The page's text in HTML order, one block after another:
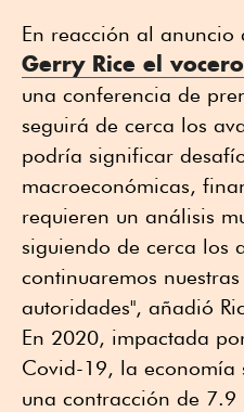
En reacción al anuncio
Gerry Rice el
una conferencia de
seguirá de cerca los
podría significar
macroeconómicas,
requieren un análisis
siguiendo de cerca los
continuaremos
autoridades", añadió
En 2020, impactada
Covid-19, la economía
una contracción de 7.9